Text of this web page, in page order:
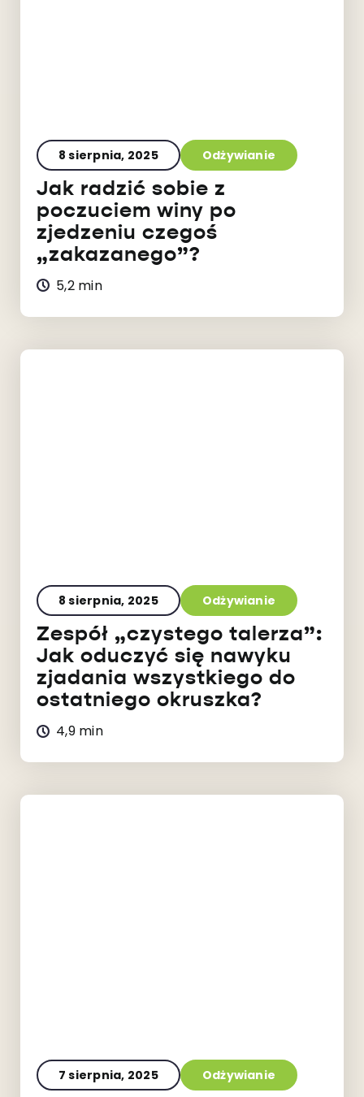
8 sierpnia, 2025 Odżywianie
Jak radzić sobie z
poczuciem winy po
zjedzeniu czegoś
„zakazanego”?
5,2 min
8 sierpnia, 2025 Odżywianie
Zespół „czystego talerza”:
Jak oduczyć się nawyku
zjadania wszystkiego do
ostatniego okruszka?
4,9 min
7 sierpnia, 2025 Odżywianie